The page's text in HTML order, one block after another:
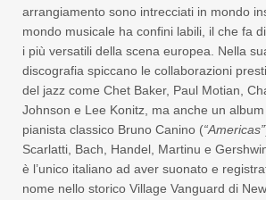
arrangiamento sono intrecciati in mondo
mondo musicale ha confini labili, il che fa
i più versatili della scena europea. Nella
discografia spiccano le collaborazioni
del jazz come Chet Baker, Paul Motian,
Johnson e Lee Konitz, ma anche un
pianista classico Bruno Canino (“Americas”
Scarlatti, Bach, Handel, Martinu e
è l’unico italiano ad aver suonato e
nome nello storico Village Vanguard di